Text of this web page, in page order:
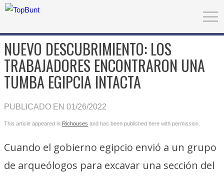
NUEVO DESCUBRIMIENTO: LOS
TRABAJADORES ENCONTRARON UNA
TUMBA EGIPCIA INTACTA
PUBLICADO EN 01/26/2022
This article appeared in Richouses and has been published here with permission.
Cuando el gobierno egipcio envió a un grupo
de arqueólogos para excavar una sección del